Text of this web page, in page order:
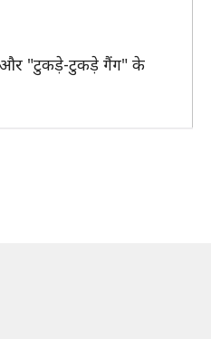
और "टुकड़े-टुकड़े गैंग" के